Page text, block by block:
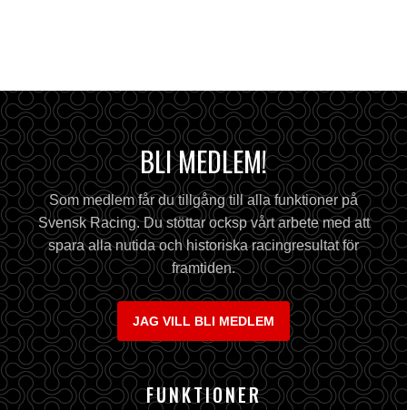
BLI MEDLEM!
Som medlem får du tillgång till alla funktioner på
Svensk Racing. Du stöttar ocksp vårt arbete med att
spara alla nutida och historiska racingresultat för
framtiden.
JAG VILL BLI MEDLEM
FUNKTIONER